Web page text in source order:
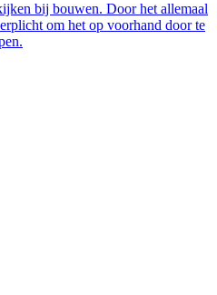
bij bouwen. Door het allemaal
om het op voorhand door te